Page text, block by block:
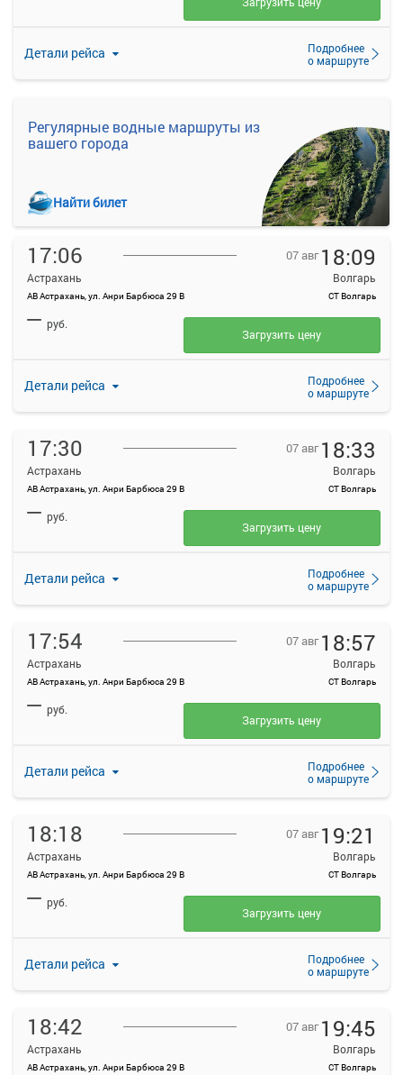
Детали рейса
Подробнее
о маршруте
Регулярные водные маршруты из
вашего города
Найти билет
17:06
Астрахань
АВ Астрахань, ул. Анри Барбюса 29 В
07 авг 18:09
Волгарь
СТ Волгарь
Детали рейса
Подробнее
о маршруте
— руб.
Загрузить цену
17:30
Астрахань
АВ Астрахань, ул. Анри Барбюса 29 В
07 авг 18:33
Волгарь
СТ Волгарь
Детали рейса
Подробнее
о маршруте
— руб.
Загрузить цену
17:54
Астрахань
АВ Астрахань, ул. Анри Барбюса 29 В
07 авг 18:57
Волгарь
СТ Волгарь
Детали рейса
Подробнее
о маршруте
— руб.
Загрузить цену
18:18
Астрахань
АВ Астрахань, ул. Анри Барбюса 29 В
07 авг 19:21
Волгарь
СТ Волгарь
Детали рейса
Подробнее
о маршруте
— руб.
Загрузить цену
18:42
Астрахань
АВ Астрахань, ул. Анри Барбюса 29 В
07 авг 19:45
Волгарь
СТ Волгарь